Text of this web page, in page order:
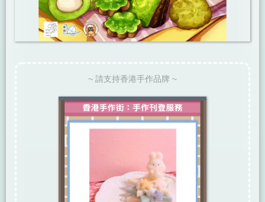
~ 請支持香港手作品牌 ~